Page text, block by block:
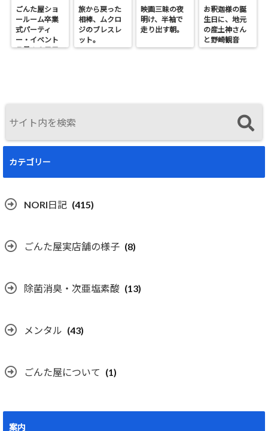
ごんた屋ショ
ールーム卒業
式パーティ
ー・イベント
７月１９日日
旅から戻った
相棒、ムクロ
ジのブレスレ
ット。
映画三昧の夜
明け、半袖で
走り出す朝。
お釈迦様の誕
生日に、地元
の産土神さん
と野崎観音
へ。
カテゴリー
NORI日記 (415)
ごんた屋実店舗の様子 (8)
除菌消臭・次亜塩素酸 (13)
メンタル (43)
ごんた屋について (1)
案内